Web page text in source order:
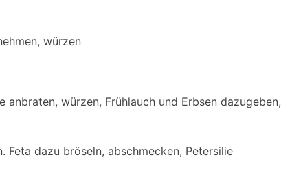
würzen
anbraten, würzen, Frühlauch und Erbsen dazugeben,
Feta dazu bröseln, abschmecken, Petersilie